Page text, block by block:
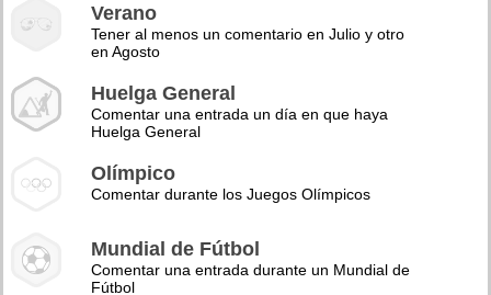
Verano
Tener al menos un comentario en Julio y otro
en Agosto
Huelga General
Comentar una entrada un día en que haya
Huelga General
Olímpico
Comentar durante los Juegos Olímpicos
Mundial de Fútbol
Comentar una entrada durante un Mundial de
Fútbol